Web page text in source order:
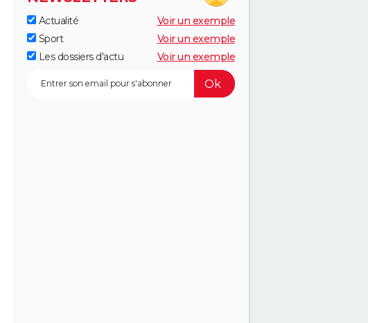
Actualité
Voir un exemple
Sport
Voir un exemple
Les dossiers d'actu
Voir un exemple